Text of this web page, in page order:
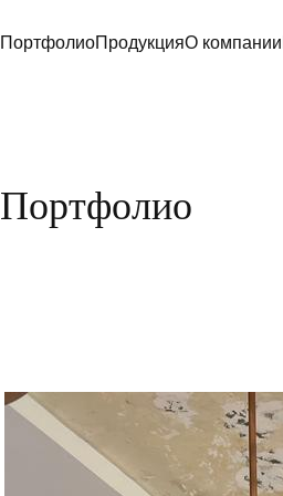
ПортфолиоПродукцияО компании
Портфолио